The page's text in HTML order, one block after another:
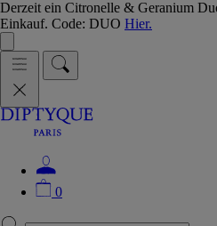
Derzeit ein Citronelle & Geranium
Einkauf. Code: DUO Hier.
0